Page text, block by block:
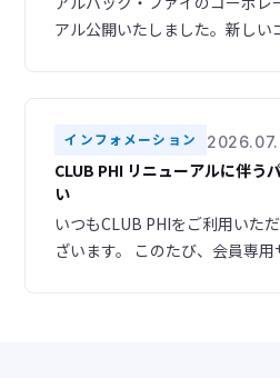
アル公開いたしました。新しい
た、ナビゲーション構成を見直
ーズにアクセスできるよう改善
に、デザインも一新し、お客様
報をより分かりやす
インフォメーション
CLUB PHI リニューアルに伴う
い
いつもCLUB PHIをご利用いた
ざいます。 このたび、会員専用サイト「CLUB PHI」を